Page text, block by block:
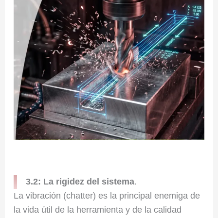
3.2: La rigidez del sistema.
La vibración (chatter) es la principal enemiga de
la vida útil de la herramienta y de la calidad